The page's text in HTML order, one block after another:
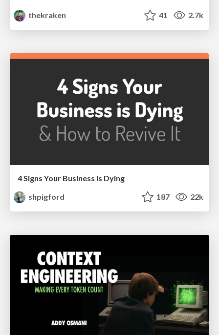
thekraken
41 2.7k
4 Signs Your Business is Dying
shpigford
187 22k